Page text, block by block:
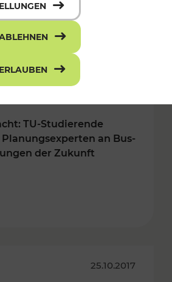
TU-Studierende
an Bus-
der Zukunft
25.10.2017